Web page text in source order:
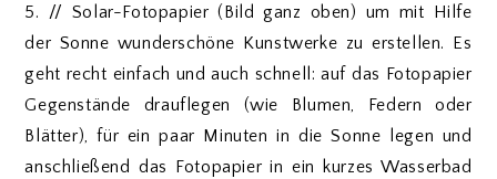
5. // Solar-Fotopapier (Bild ganz oben) um mit Hilfe
der Sonne wunderschöne Kunstwerke zu erstellen. Es
geht recht einfach und auch schnell: auf das Fotopapier
Gegenstände drauflegen (wie Blumen, Federn oder
Blätter), für ein paar Minuten in die Sonne legen und
anschließend das Fotopapier in ein kurzes Wasserbad